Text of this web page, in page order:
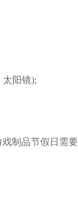
太阳镜);
戏制品节假日需